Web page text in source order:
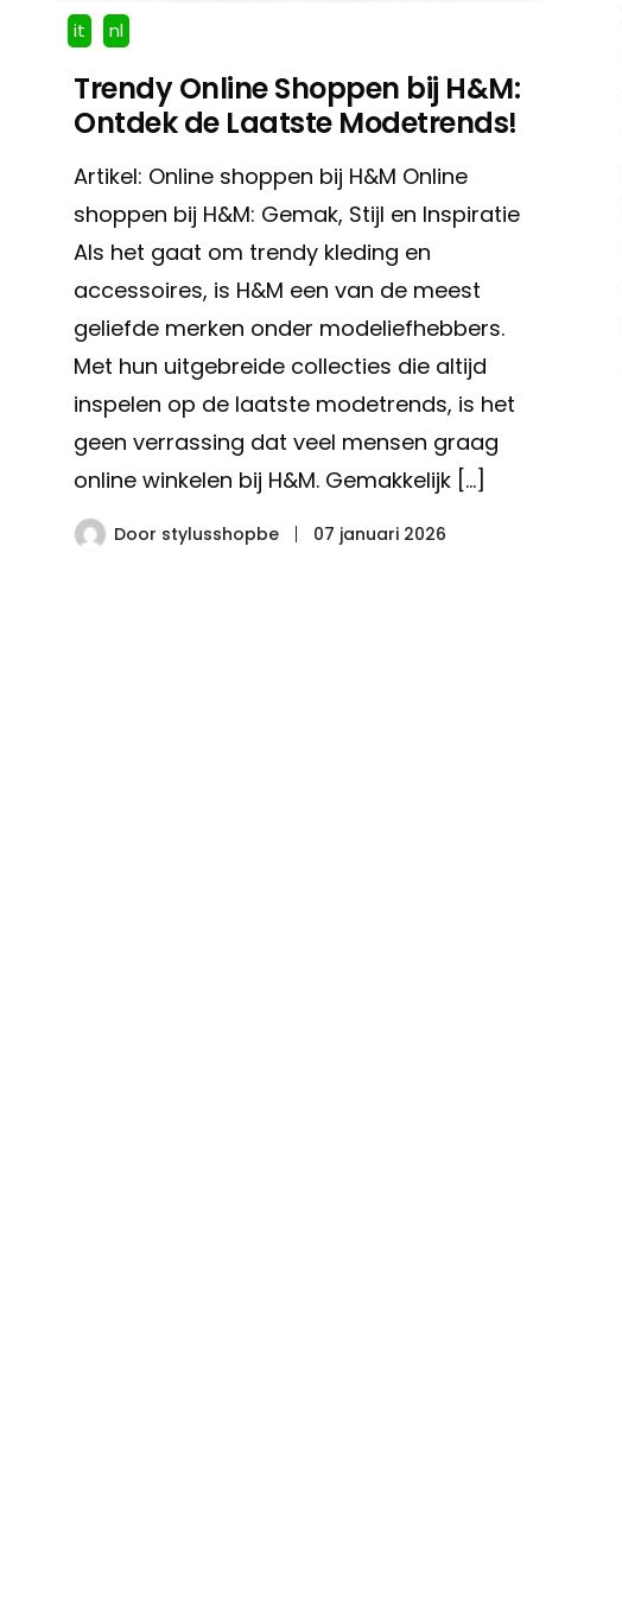
it nl
Trendy Online Shoppen bij H&M:
Ontdek de Laatste Modetrends!
Artikel: Online shoppen bij H&M Online
shoppen bij H&M: Gemak, Stijl en Inspiratie
Als het gaat om trendy kleding en
accessoires, is H&M een van de meest
geliefde merken onder modeliefhebbers.
Met hun uitgebreide collecties die altijd
inspelen op de laatste modetrends, is het
geen verrassing dat veel mensen graag
online winkelen bij H&M. Gemakkelijk […]
Door stylusshopbe 07 januari 2026